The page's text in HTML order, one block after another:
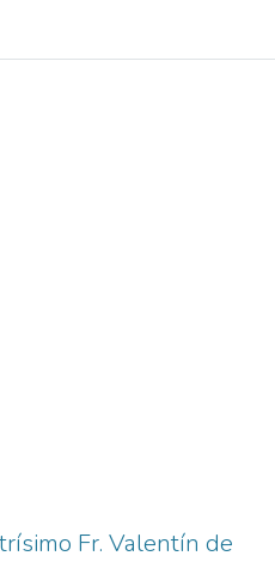
Fr. Valentín de